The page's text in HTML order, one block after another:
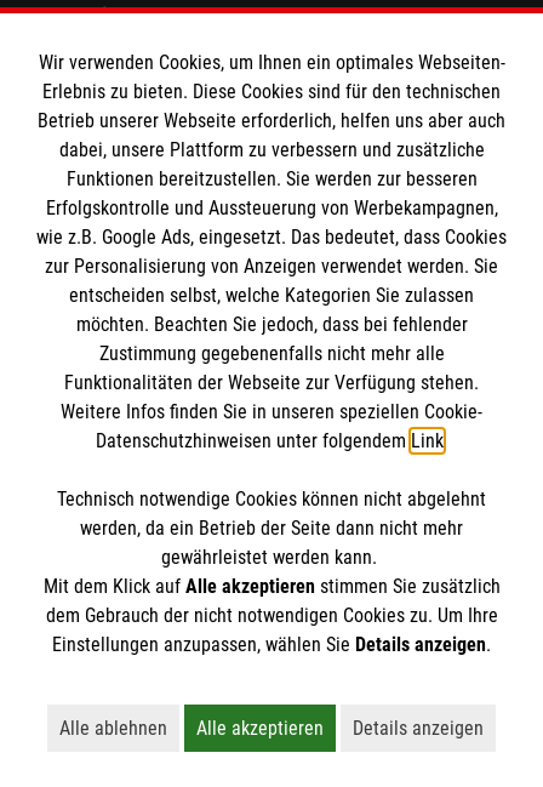
Prävention
Compliance
Transparenz
Spenden und Helfen
Spendenkonto
Empfänger: Malteser Hilfsdienst e.V.
IBAN: DE10 3706 0120 1201 2000 12
BIC: GENODED 1PA7
Newsletter abonnieren
Cookies verwalten Impressum | Datenschutz
Wir verwenden Cookies, um Ihnen ein optimales Webseiten-
Erlebnis zu bieten. Diese Cookies sind für den technischen
Betrieb unserer Webseite erforderlich, helfen uns aber auch
dabei, unsere Plattform zu verbessern und zusätzliche
Funktionen bereitzustellen. Sie werden zur besseren
Erfolgskontrolle und Aussteuerung von Werbekampagnen,
wie z.B. Google Ads, eingesetzt. Das bedeutet, dass Cookies
zur Personalisierung von Anzeigen verwendet werden. Sie
entscheiden selbst, welche Kategorien Sie zulassen
möchten. Beachten Sie jedoch, dass bei fehlender
Zustimmung gegebenenfalls nicht mehr alle
Funktionalitäten der Webseite zur Verfügung stehen.
Weitere Infos finden Sie in unseren speziellen Cookie-
Datenschutzhinweisen unter folgendem Link.
Technisch notwendige Cookies können nicht abgelehnt
werden, da ein Betrieb der Seite dann nicht mehr
gewährleistet werden kann.
Mit dem Klick auf Alle akzeptierenstimmen Sie zusätzlich
dem Gebrauch der nicht notwendigen Cookies zu. Um Ihre
Einstellungen anzupassen, wählen Sie Details anzeigen.
Alle ablehnen
Lehnt alle nicht-essentiellen Cookies ab
Alle akzeptieren
Akzeptiert alle Cookies
Details anzeigen